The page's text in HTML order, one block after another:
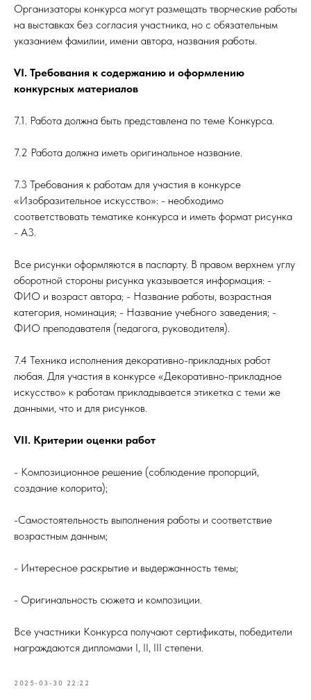
Организаторы конкурса могут размещать творческие работы
на выставках без согласия участника, но с обязательным
указанием фамилии, имени автора, названия работы.
VI. Требования к содержанию и оформлению
конкурсных материалов
7.1. Работа должна быть представлена по теме Конкурса.
7.2 Работа должна иметь оригинальное название.
7.3 Требования к работам для участия в конкурсе
«Изобразительное искусство»: - необходимо
соответствовать тематике конкурса и иметь формат рисунка
- А3.
Все рисунки оформляются в паспарту. В правом верхнем углу
оборотной стороны рисунка указывается информация: -
ФИО и возраст автора; - Название работы, возрастная
категория, номинация; - Название учебного заведения; -
ФИО преподавателя (педагога, руководителя).
7.4 Техника исполнения декоративно-прикладных работ
любая. Для участия в конкурсе «Декоративно-прикладное
искусство» к работам прикладывается этикетка с теми же
данными, что и для рисунков.
VII. Критерии оценки работ
- Композиционное решение (соблюдение пропорций,
создание колорита);
-Самостоятельность выполнения работы и соответствие
возрастным данным;
- Интересное раскрытие и выдержанность темы;
- Оригинальность сюжета и композиции.
Все участники Конкурса получают сертификаты, победители
награждаются дипломами I, II, III степени.
2025-03-30 22:22